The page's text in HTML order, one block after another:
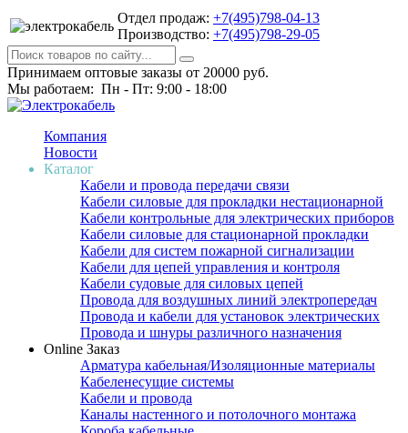
Отдел продаж: +7(495)798-04-13
Производство: +7(495)798-29-05
Принимаем оптовые заказы от 20000 руб.
Мы работаем: Пн - Пт: 9:00 - 18:00
Компания
Новости
Каталог
Кабели и провода передачи связи
Кабели силовые для прокладки нестационарной
Кабели контрольные для электрических приборов
Кабели силовые для стационарной прокладки
Кабели для систем пожарной сигнализации
Кабели для цепей управления и контроля
Кабели судовые для силовых цепей
Провода для воздушных линий электропередач
Провода и кабели для установок электрических
Провода и шнуры различного назначения
Online Заказ
Арматура кабельная/Изоляционные материалы
Кабеленесущие системы
Кабели и провода
Каналы настенного и потолочного монтажа